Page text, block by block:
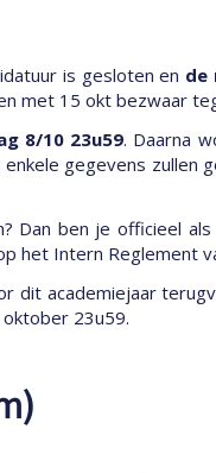
is gesloten en de
met 15 okt bezwaar
8/10 23u59. Daarna
enkele gegevens
Dan ben je officieel
het Intern Reglement
dit academiejaar
23u59.